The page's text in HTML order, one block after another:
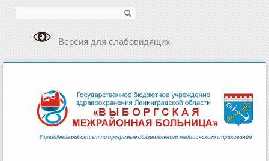
Версия для слабовидящих